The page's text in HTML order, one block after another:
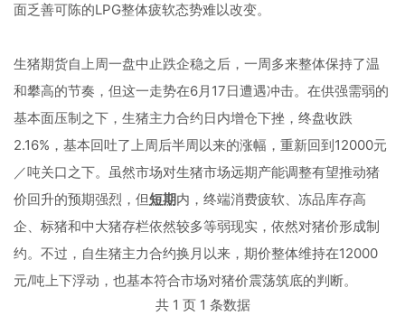
面乏善可陈的LPG整体疲软态势难以改变。
生猪期货自上周一盘中止跌企稳之后，一周多来整体保持了温
和攀高的节奏，但这一走势在6月17日遭遇冲击。在供强需弱的
基本面压制之下，生猪主力合约日内增仓下挫，终盘收跌
2.16%，基本回吐了上周后半周以来的涨幅，重新回到12000元
／吨关口之下。虽然市场对生猪市场远期产能调整有望推动猪
价回升的预期强烈，但短期内，终端消费疲软、冻品库存高
企、标猪和中大猪存栏依然较多等弱现实，依然对猪价形成制
约。不过，自生猪主力合约换月以来，期价整体维持在12000
元/吨上下浮动，也基本符合市场对猪价震荡筑底的判断。
共 1 页 1 条数据